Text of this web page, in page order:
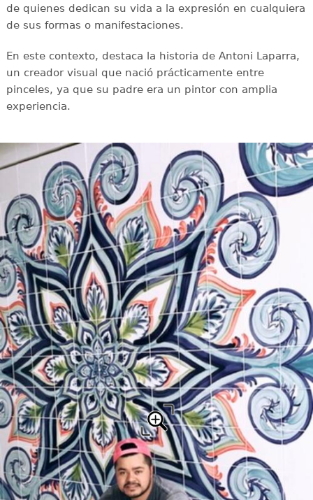
de quienes dedican su vida a la expresión en cualquiera
de sus formas o manifestaciones.
En este contexto, destaca la historia de Antoni Laparra,
un creador visual que nació prácticamente entre
pinceles, ya que su padre era un pintor con amplia
experiencia.